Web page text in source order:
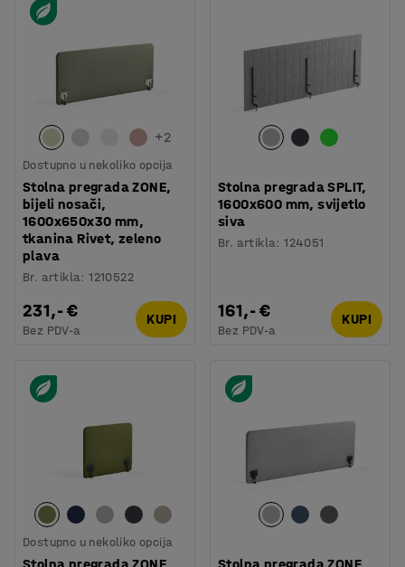
+2
Dostupno u nekoliko opcija
Stolna pregrada ZONE,
bijeli nosači,
1600x650x30 mm,
tkanina Rivet, zeleno
plava
Br. artikla:1210522
231,- €
Bez PDV-a
KUPI
Stolna pregrada SPLIT,
1600x600 mm, svijetlo
siva
Br. artikla:124051
161,- €
Bez PDV-a
KUPI
Dostupno u nekoliko opcija
Stolna pregrada ZONE, Stolna pregrada ZONE,